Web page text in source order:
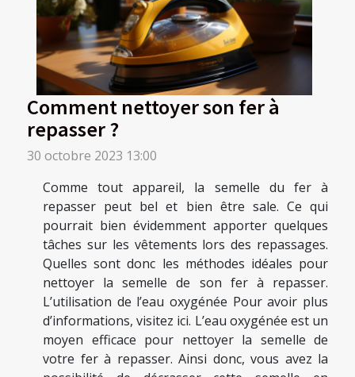
Comment nettoyer son fer à
repasser ?
30 octobre 2023 13:00
Comme tout appareil, la semelle du fer à
repasser peut bel et bien être sale. Ce qui
pourrait bien évidemment apporter quelques
tâches sur les vêtements lors des repassages.
Quelles sont donc les méthodes idéales pour
nettoyer la semelle de son fer à repasser.
L’utilisation de l’eau oxygénée Pour avoir plus
d’informations, visitez ici. L’eau oxygénée est un
moyen efficace pour nettoyer la semelle de
votre fer à repasser. Ainsi donc, vous avez la